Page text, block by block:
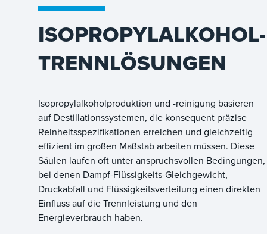
ISOPROPYLALKOHOL-
TRENNLÖSUNGEN
Isopropylalkoholproduktion und -reinigung basieren
auf Destillationssystemen, die konsequent präzise
Reinheitsspezifikationen erreichen und gleichzeitig
effizient im großen Maßstab arbeiten müssen. Diese
Säulen laufen oft unter anspruchsvollen Bedingungen,
bei denen Dampf-Flüssigkeits-Gleichgewicht,
Druckabfall und Flüssigkeitsverteilung einen direkten
Einfluss auf die Trennleistung und den
Energieverbrauch haben.